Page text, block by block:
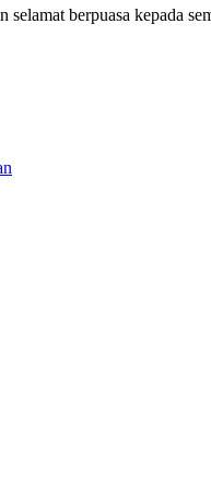
berpuasa kepada